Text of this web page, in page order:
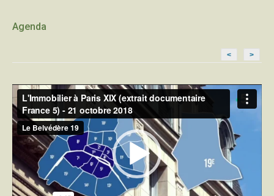
Agenda
< >
Lecteur
vidéo